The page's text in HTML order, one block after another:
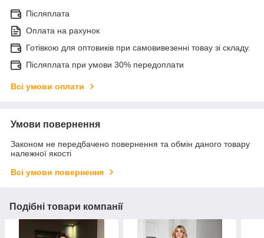
Післяплата
Оплата на рахунок
Готівкою для оптовиків при самовивезенні товау зі складу.
Післяплата при умови 30% передоплати
Всі умови оплати
Умови повернення
Законом не передбачено повернення та обмін даного товару
належної якості
Всі умови повернення
Подібні товари компанії